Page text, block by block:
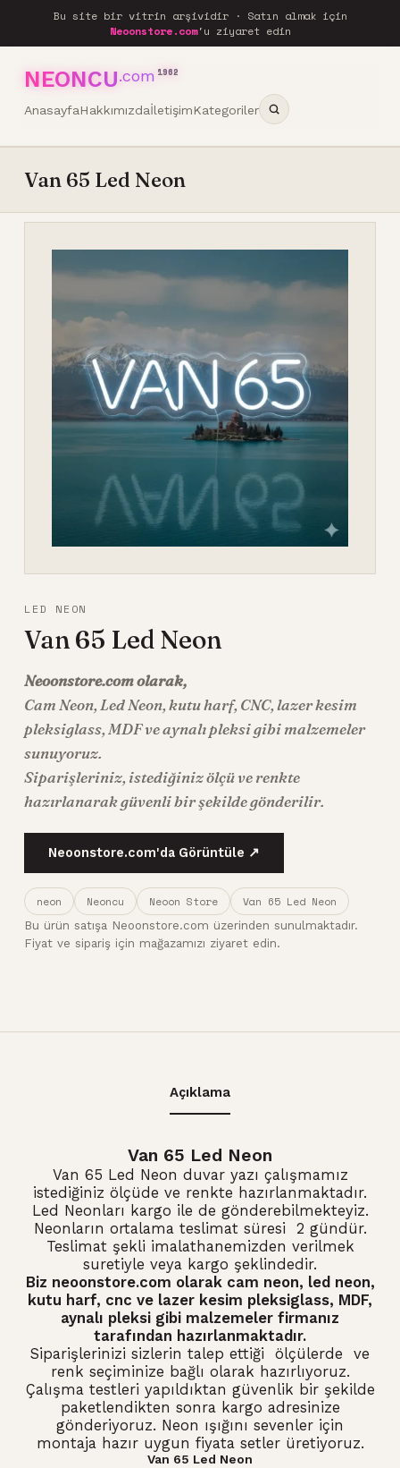
Bu site bir vitrin arşividir · Satın almak için
Neoonstore.com'u ziyaret edin
NEONCU.com 1962
AnasayfaHakkımızdaİletişimKategoriler
Van 65 Led Neon
LED NEON
Van 65 Led Neon
Neoonstore.com olarak,
Cam Neon,Led Neon, kutu harf, CNC, lazer kesim
pleksiglass, MDF ve aynalı pleksi gibi malzemeler
sunuyoruz.
Siparişleriniz, istediğiniz ölçü ve renkte
hazırlanarak güvenli bir şekilde gönderilir.
Neoonstore.com'da Görüntüle ↗
neon Neoncu Neoon Store Van 65 Led Neon
Bu ürün satışa Neoonstore.com üzerinden sunulmaktadır.
Fiyat ve sipariş için mağazamızı ziyaret edin.
Açıklama
Van 65 Led Neon
Van 65 Led Neon duvar yazı çalışmamız
istediğiniz ölçüde ve renkte hazırlanmaktadır.
Led Neonları kargo ile de gönderebilmekteyiz.
Neonların ortalama teslimat süresi 2 gündür.
Teslimat şekli imalathanemizden verilmek
suretiyle veya kargo şeklindedir.
Biz neoonstore.com olarak cam neon, led neon,
kutu harf, cnc ve lazer kesim pleksiglass, MDF,
aynalı pleksi gibi malzemeler firmanız
tarafından hazırlanmaktadır.
Siparişlerinizi sizlerin talep ettiği ölçülerde ve
renk seçiminize bağlı olarak hazırlıyoruz.
Çalışma testleri yapıldıktan güvenlik bir şekilde
paketlendikten sonra kargo adresinize
gönderiyoruz. Neon ışığını sevenler için
montaja hazır uygun fiyata setler üretiyoruz.
Van 65 Led Neon